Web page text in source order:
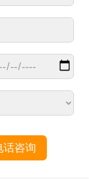
话咨询